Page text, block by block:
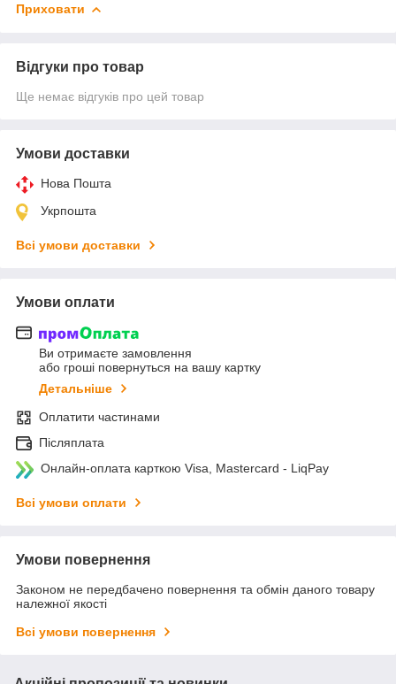
Приховати
Відгуки про товар
Ще немає відгуків про цей товар
Умови доставки
Нова Пошта
Укрпошта
Всі умови доставки
Умови оплати
Ви отримаєте замовлення
або гроші повернуться на вашу картку
Детальніше
Оплатити частинами
Післяплата
Онлайн-оплата карткою Visa, Mastercard - LiqPay
Всі умови оплати
Умови повернення
Законом не передбачено повернення та обмін даного товару
належної якості
Всі умови повернення